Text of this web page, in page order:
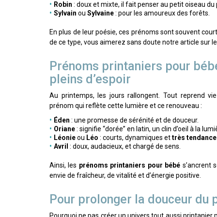
Robin : doux et mixte, il fait penser au petit oiseau du
Sylvain ou Sylvaine: pour les amoureux des forêts.
En plus de leur poésie, ces prénoms sont souvent
de ce type, vous aimerez sans doute notre article sur
Prénoms printaniers pour
pleins d’espoir
Au printemps, les jours rallongent. Tout reprend
prénom qui reflète cette lumière et ce renouveau :
Éden : une promesse de sérénité et de douceur.
Oriane: signifie “dorée” en latin, un clin d’oeil à la
Léonieou Léo : courts, dynamiques ettrès tendance
Avril : doux, audacieux, et chargé de sens.
Ainsi, les prénoms printaniers pour bébé s’ancrent
envie de fraîcheur, de vitalité et d’énergie positive.
Pour prolonger la douceur du